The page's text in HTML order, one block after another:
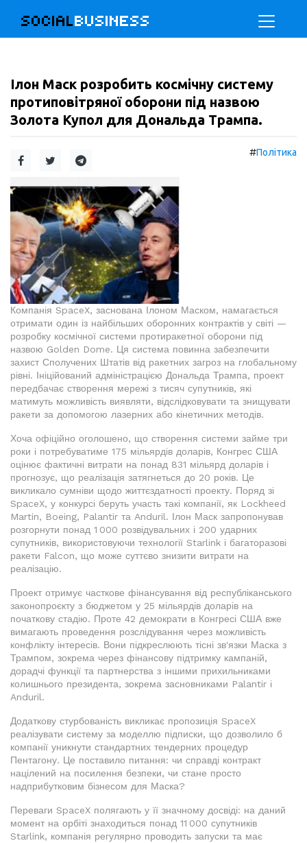
SOCIALBUSINESS
Ілон Маск розробить космічну систему
протиповітряної оборони під назвою
Золота Купол для Дональда Трампа.
#Політика
Компанія SpaceX, заснована Ілоном Маском, намагається
отримати один із найбільших оборонних контрактів у світі —
розробку космічної системи протиракетної оборони під
назвою Golden Dome. Ця система повинна забезпечити
захист Сполучених Штатів від ракетних загроз на глобальному
рівні. Ініційований адміністрацією Дональда Трампа, проект
передбачає створення мережі з тисяч супутників, які
матимуть можливість виявляти, відслідковувати та знищувати
ракети за допомогою лазерних або кінетичних методів.
Хоча офіційно оголошено, що створення системи займе три
роки і потребуватиме 175 мільярдів доларів, Конгрес США
оцінює фактичні витрати на понад 831 мільярд доларів і
прогнозує, що реалізація затягнеться до 20 років. Це
викликало сумніви щодо життєздатності проекту. Поряд зі
SpaceX, у конкурсі беруть участь такі компанії, як Lockheed
Martin, Boeing, Palantir та Anduril. Ілон Маск запропонував
розгорнути понад 1 000 розвідувальних і 200 ударних
супутників, використовуючи технології Starlink і багаторазові
ракети Falcon, що може суттєво знизити витрати на
реалізацію.
Проект отримує часткове фінансування від республіканського
законопроєкту з бюджетом у 25 мільярдів доларів на
початкову стадію. Проте 42 демократи в Конгресі США вже
вимагають проведення розслідування через можливість
конфлікту інтересів. Вони підкреслюють тісні зв'язки Маска з
Трампом, зокрема через фінансову підтримку кампаній,
дорадчі функції та партнерства з іншими прихильниками
колишнього президента, зокрема засновниками Palantir і
Anduril.
Додаткову стурбованість викликає пропозиція SpaceX
реалізувати систему за моделлю підписки, що дозволило б
компанії уникнути стандартних тендерних процедур
Пентагону. Це поставило питання: чи справді контракт
націлений на посилення безпеки, чи стане просто
надприбутковим бізнесом для Маска?
Переваги SpaceX полягають у її значному досвіді: на даний
момент на орбіті знаходиться понад 11 000 супутників
Starlink, компанія регулярно проводить запуски та має